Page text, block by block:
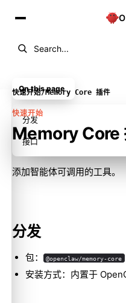
Search...
快速开始/Memory Core 插件
快速开始
Memory Core
添加智能体可调用的工具。
分发
包： @openclaw/memory-core
安装方式：内置于
On this page
分发
接口